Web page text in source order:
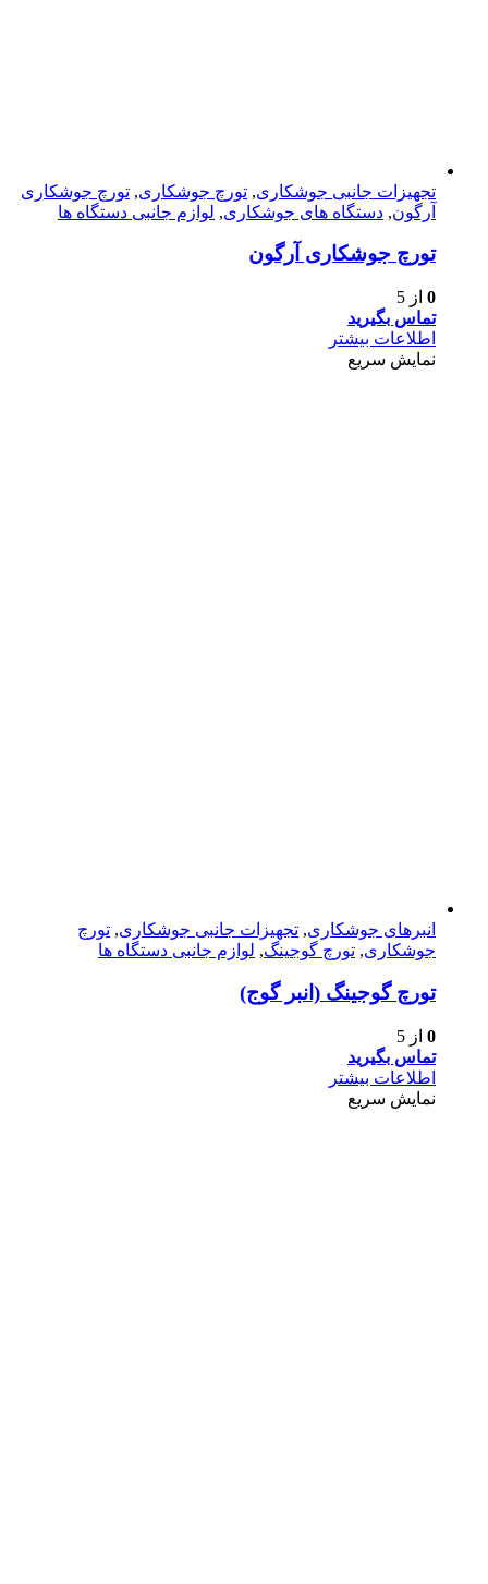
تجهیزات جانبی جوشکاری, تورچ جوشکاری, تورچ جوشکاری
آرگون, دستگاه های جوشکاری, لوازم جانبی دستگاه ها
تورچ جوشکاری آرگون
0 از 5
تماس بگیرید
اطلاعات بیشتر
نمایش سریع
انبرهای جوشکاری, تجهیزات جانبی جوشکاری, تورچ
جوشکاری, تورچ گوجینگ, لوازم جانبی دستگاه ها
تورچ گوجینگ (انبر گوج)
0 از 5
تماس بگیرید
اطلاعات بیشتر
نمایش سریع